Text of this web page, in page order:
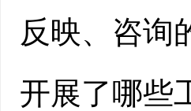
反映、咨询
开展了哪些